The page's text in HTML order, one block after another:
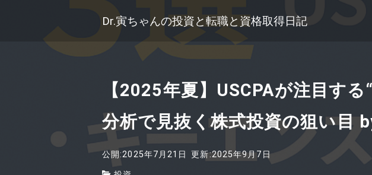
Dr.寅ちゃんの投資と転職と資格取得日記
【2025年夏】USCPAが注目す
分析で見抜く株式投資の狙い目
公開:2025年7月21日
更新:2025年9月7日